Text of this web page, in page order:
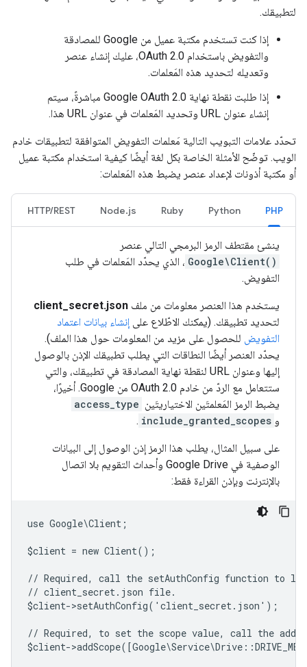
لتطبيقك.
إذا كنت تستخدم مكتبة عميل من Google للمصادقة
والتفويض باستخدام OAuth 2.0، عليك إنشاء عنصر
وتعديله لتحديد هذه المَعلمات.
إذا طلبت نقطة نهاية Google OAuth 2.0 مباشرةً، سيتم
إنشاء عنوان URL وتحديد المَعلمات في عنوان URL هذا.
تحدّد علامات التبويب التالية مَعلمات التفويض المتوافقة لتطبيقات خادم
الويب. توضّح الأمثلة الخاصة بكل لغة أيضًا كيفية استخدام مكتبة عميل
أو مكتبة أذونات لإعداد عنصر يضبط هذه المَعلمات:
PHP
Python
Ruby
Node.js
HTTP/REST
ينشئ مقتطف الرمز البرمجي التالي عنصر
Google\Client() ، الذي يحدّد المَعلمات في طلب
التفويض.
يستخدم هذا العنصر معلومات من ملف client_secret.json
لتحديد تطبيقك. (يمكنك الاطّلاع على إنشاء بيانات اعتماد
التفويض للحصول على مزيد من المعلومات حول هذا الملف).
يحدّد العنصر أيضًا النطاقات التي يطلب تطبيقك الإذن بالوصول
إليها وعنوان URL لنقطة نهاية المصادقة في تطبيقك، والتي
ستتعامل مع الردّ من خادم OAuth 2.0 من Google. أخيرًا،
يضبط الرمز المَعلمتَين الاختياريتَين access_type
و include_granted_scopes
.
على سبيل المثال، يطلب هذا الرمز إذن الوصول إلى البيانات
الوصفية في Google Drive وأحداث التقويم بلا اتصال
بالإنترنت وبإذن القراءة فقط:
use Google\Client;
$client = new Client();
// Required, call the setAuthConfig function to
// client_secret.json file.
$client->setAuthConfig('client_secret.json');
// Required, to set the scope value, call the
$client-